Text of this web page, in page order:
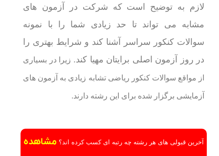
لازم به توضیح است که شرکت در آزمون های
مشابه می تواند تا حد زیادی شما را با نمونه
سوالات کنکور سراسر آشنا کند و شرایط بهتری را
در روز آزمون اصلی برایتان مهیا کند. زیرا در بسیاری
از مواقع سوالات کنکور ریاضی تشابه زیادی به آزمون های
آزمایشی برگزار شده برای این رشته دارند.
آخرین قبولی های هر رشته چه رتبه ای کسب کرده اند؟ مشاهده